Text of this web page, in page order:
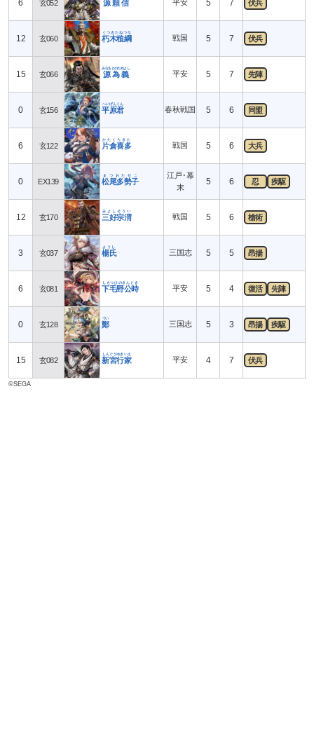
6 玄052 源頼信 平安 5 7 伏兵
12 玄060 朽木稙綱
くつきたねつな
戦国 5 7 伏兵
15 玄066 源為義
みなもとのためよし
平安 5 7 先陣
0 玄156 平原君
へいげんくん
春秋戦国 5 6 同盟
6 玄122 片倉喜多
かたくらきた
戦国 5 6 大兵
0 EX139 松尾多勢子
まつおたせこ
江戸･幕
末
5 6 忍 疾駆
12 玄170 三好宗渭
みよしそうい
戦国 5 6 槍術
3 玄037 楊氏
ようし
三国志 5 5 昂揚
6 玄081 下毛野公時
しもつけのきんとき
平安 5 4 復活 先陣
0 玄128 鄭
てい
三国志 5 3 昂揚 疾駆
15 玄082 新宮行家
しんぐうゆきいえ
平安 4 7 伏兵
©SEGA